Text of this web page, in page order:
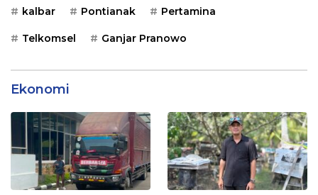
kalbar Pontianak Pertamina
Telkomsel Ganjar Pranowo
Ekonomi